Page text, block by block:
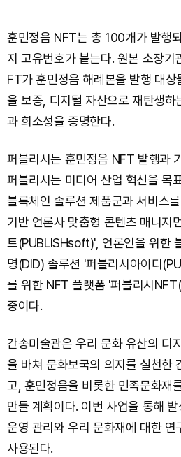
훈민정음 NFT는 총 100개가 발행
지 고유번호가 붙는다. 원본 소장기
FT가 훈민정음 해례본을 발행 대
을 보증, 디지털 자산으로 재탄생하
과 희소성을 증명한다.
퍼블리시는 훈민정음 NFT 발행과
퍼블리시는 미디어 산업 혁신을 목
블록체인 솔루션 제품군과 서비스
기반 언론사 맞춤형 콘텐츠 매니지
트(PUBLISHsoft)', 언론인을 위한
명(DID) 솔루션 '퍼블리시아이디
를 위한 NFT 플랫폼 '퍼블리시
중이다.
간송미술관은 우리 문화 유산의 디
을 바쳐 문화보국의 의지를 실천한
고, 훈민정음을 비롯한 민족문화재
만들 계획이다. 이번 사업을 통해
운영 관리와 우리 문화재에 대한 연
사용된다.